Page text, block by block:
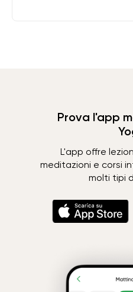
Prova l'app
L'app offre
meditazioni e corsi
molti tipi